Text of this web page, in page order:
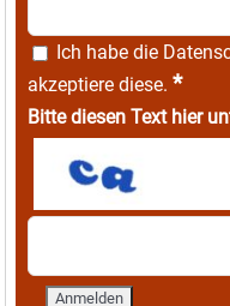
Ich habe die
akzeptiere diese. *
Bitte diesen Text hier